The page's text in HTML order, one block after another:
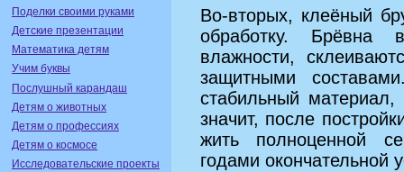
Поделки своими руками
Детские презентации
Математика детям
Учим буквы
Послушный карандаш
Детям о животных
Детям о профессиях
Детям о космосе
Исследовательские проекты
Во‑вторых, клеёный
обработку. Брёвна
влажности,
защитными
стабильный
значит, после
жить полноценной
годами окончательной